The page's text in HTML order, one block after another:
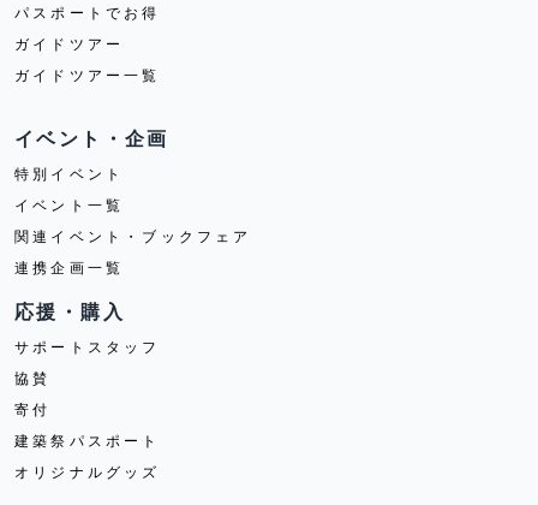
パスポートでお得
ガイドツアー
ガイドツアー一覧
イベント・企画
特別イベント
イベント一覧
関連イベント・ブックフェア
連携企画一覧
応援・購入
サポートスタッフ
協賛
寄付
建築祭パスポート
オリジナルグッズ